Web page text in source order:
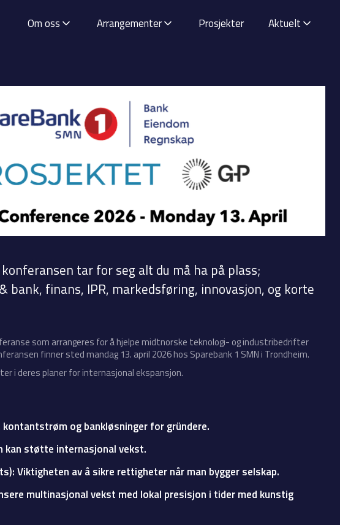
Om oss Arrangementer Prosjekter Aktuelt
konferansen tar for seg alt du må ha på plass;
bank, finans, IPR, markedsføring, innovasjon, og korte
som arrangeres for å hjelpe midtnorske teknologi- og industribedrifter
finner sted mandag 13. april 2026 hos Sparebank 1 SMN i Trondheim.
i deres planer for internasjonal ekspansjon.
kontantstrøm og bankløsninger for gründere.
kan støtte internasjonal vekst.
Viktigheten av å sikre rettigheter når man bygger selskap.
multinasjonal vekst med lokal presisjon i tider med kunstig